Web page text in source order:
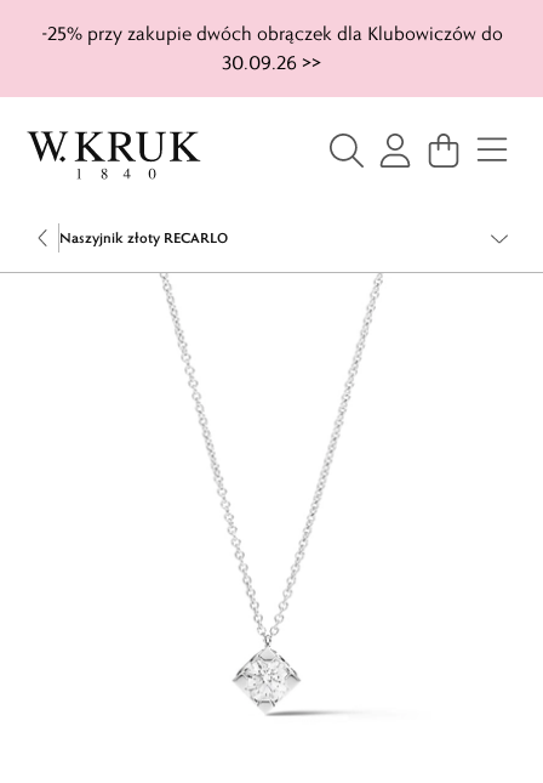
-25% przy zakupie dwóch obrączek dla Klubowiczów do
30.09.26 >>
Naszyjnik złoty RECARLO